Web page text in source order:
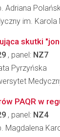
Adriana
im.
skutki
, panel: NZ7
Pyrzyńska
PAQR w
, panel: NZ4
Magdalena